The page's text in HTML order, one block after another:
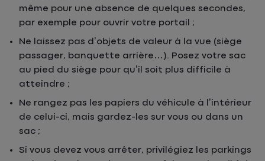
même pour une absence de quelques secondes,
par exemple pour ouvrir votre portail ;
Ne laissez pas d’objets de valeur à la vue (siège
passager, banquette arrière…). Posez votre sac
au pied du siège pour qu’il soit plus difficile à
atteindre ;
Ne rangez pas les papiers du véhicule à l’intérieur
de celui-ci, mais gardez-les sur vous ou dans un
sac ;
Si vous devez vous arrêter, privilégiez les parkings